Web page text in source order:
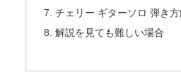
チェリー ギターソロ 弾き
解説を見ても難しい場合